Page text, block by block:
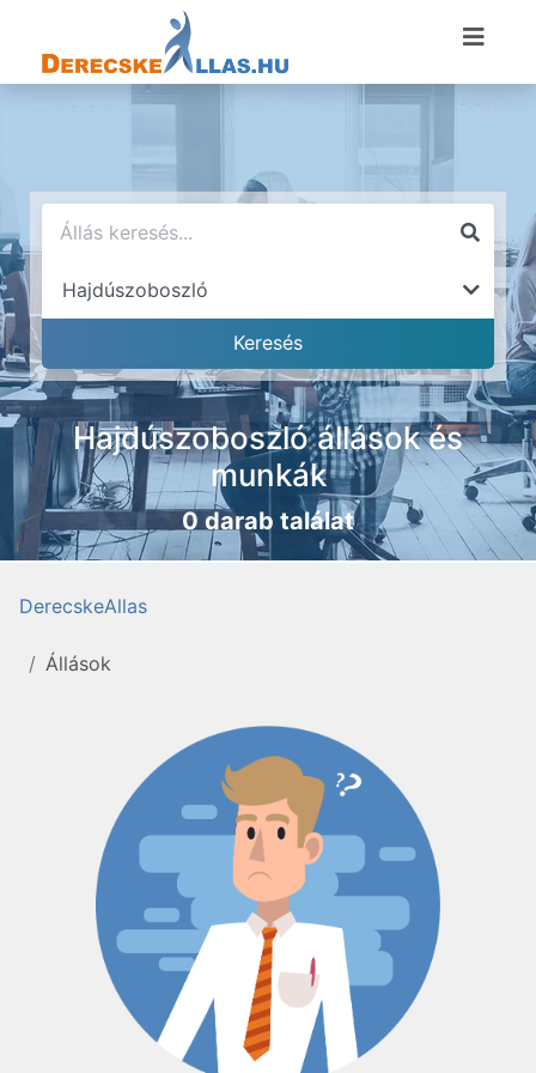
Hajdúszoboszló állások és
munkák
0 darab találat
DerecskeAllas
Állások